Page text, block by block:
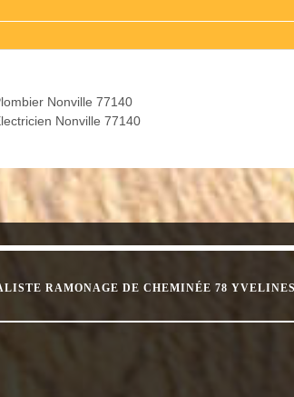
Nonville 77140
Nonville 77140
RAMONAGE DE CHEMINÉE 78 YVELINES